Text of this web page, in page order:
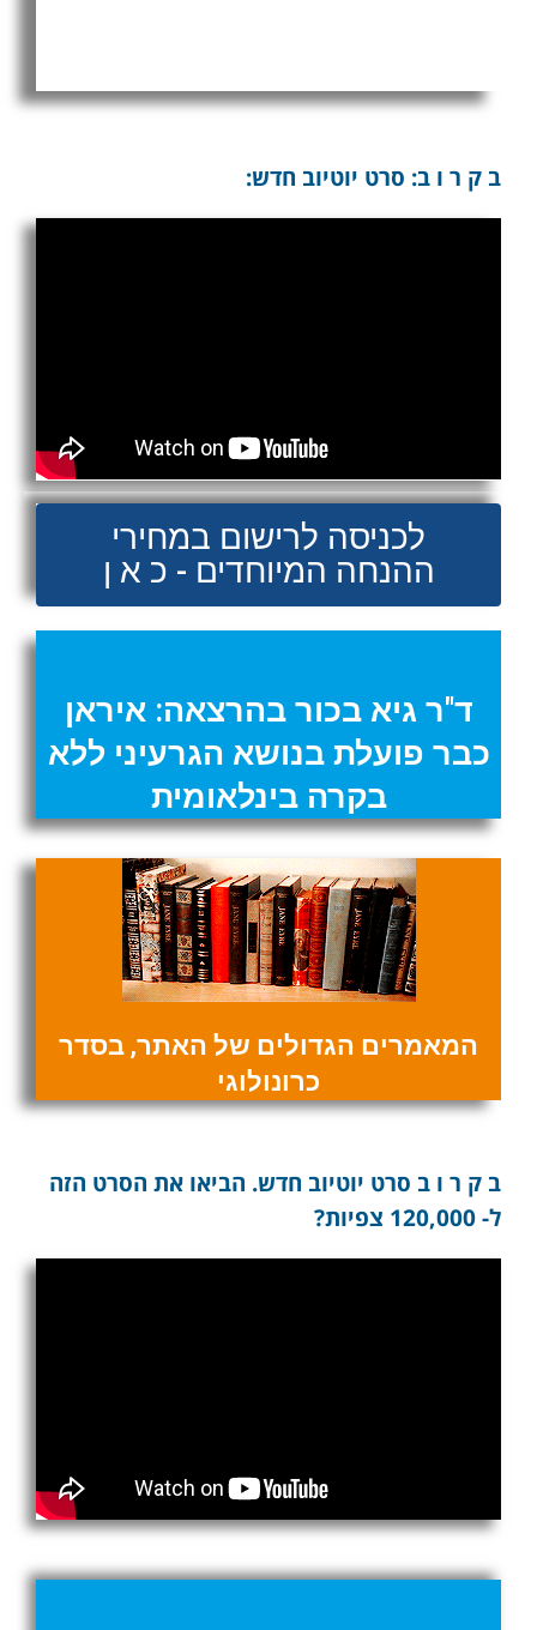
ב ק ר ו ב: סרט יוטיוב חדש:
לכניסה לרישום במחירי
ההנחה המיוחדים - כ א ן
ד"ר גיא בכור בהרצאה: איראן
כבר פועלת בנושא הגרעיני ללא
בקרה בינלאומית
המאמרים הגדולים של האתר, בסדר
כרונולוגי
ב ק ר ו ב סרט יוטיוב חדש. הביאו את הסרט הזה
ל- 120,000 צפיות?